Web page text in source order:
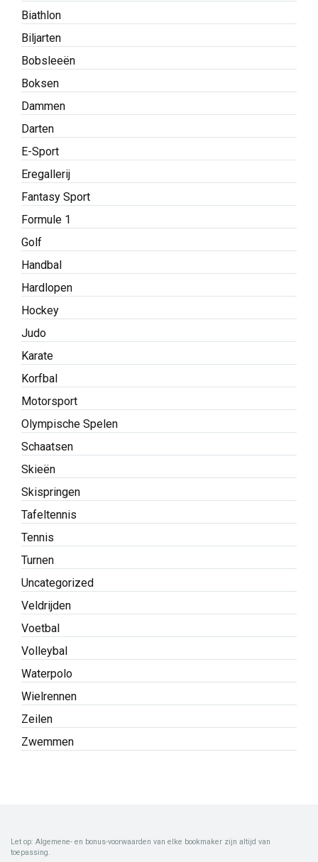
Biathlon
Biljarten
Bobsleeën
Boksen
Dammen
Darten
E-Sport
Eregallerij
Fantasy Sport
Formule 1
Golf
Handbal
Hardlopen
Hockey
Judo
Karate
Korfbal
Motorsport
Olympische Spelen
Schaatsen
Skieën
Skispringen
Tafeltennis
Tennis
Turnen
Uncategorized
Veldrijden
Voetbal
Volleybal
Waterpolo
Wielrennen
Zeilen
Zwemmen
Let op: Algemene- en bonus-voorwaarden van elke bookmaker zijn altijd van
toepassing.